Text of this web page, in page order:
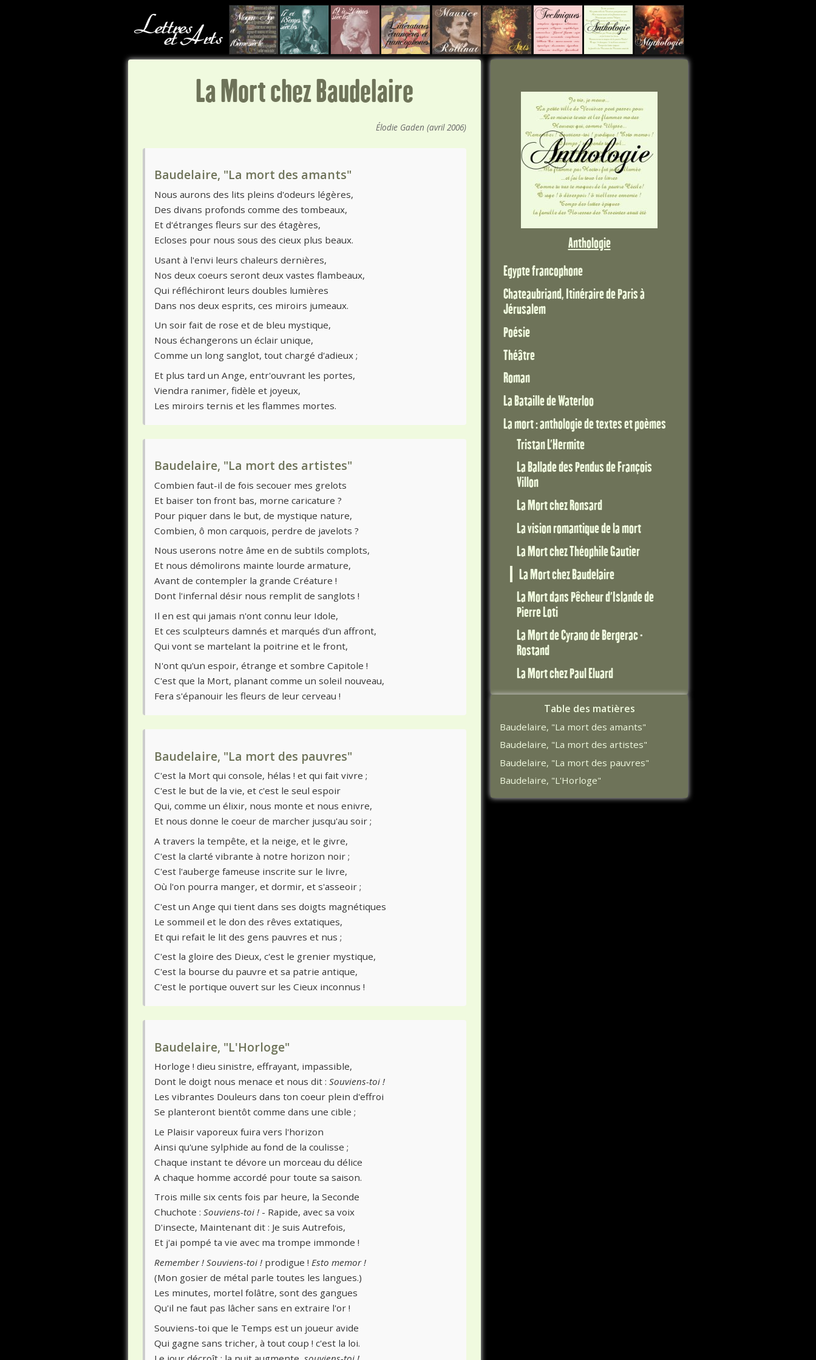
Anthologie
Egypte francophone
Chateaubriand, Itinéraire de Paris à
Jérusalem
Poésie
Théâtre
Roman
La Bataille de Waterloo
La mort : anthologie de textes et poèmes
Tristan L'Hermite
La Ballade des Pendus de François
Villon
La Mort chez Ronsard
La vision romantique de la mort
La Mort chez Théophile Gautier
La Mort chez Baudelaire
La Mort dans Pêcheur d'Islande de
Pierre Loti
La Mort de Cyrano de Bergerac -
Rostand
La Mort chez Paul Eluard
Table des matières
Baudelaire, "La mort des amants"
Baudelaire, "La mort des artistes"
Baudelaire, "La mort des pauvres"
Baudelaire, "L'Horloge"
La Mort chez Baudelaire
Élodie Gaden (avril 2006)
Baudelaire, "La mort des amants"
Nous aurons des lits pleins d'odeurs légères,
Des divans profonds comme des tombeaux,
Et d'étranges fleurs sur des étagères,
Ecloses pour nous sous des cieux plus beaux.
Usant à l'envi leurs chaleurs dernières,
Nos deux coeurs seront deux vastes flambeaux,
Qui réfléchiront leurs doubles lumières
Dans nos deux esprits, ces miroirs jumeaux.
Un soir fait de rose et de bleu mystique,
Nous échangerons un éclair unique,
Comme un long sanglot, tout chargé d'adieux ;
Et plus tard un Ange, entr'ouvrant les portes,
Viendra ranimer, fidèle et joyeux,
Les miroirs ternis et les flammes mortes.
Baudelaire, "La mort des artistes"
Combien faut-il de fois secouer mes grelots
Et baiser ton front bas, morne caricature ?
Pour piquer dans le but, de mystique nature,
Combien, ô mon carquois, perdre de javelots ?
Nous userons notre âme en de subtils complots,
Et nous démolirons mainte lourde armature,
Avant de contempler la grande Créature !
Dont l'infernal désir nous remplit de sanglots !
Il en est qui jamais n'ont connu leur Idole,
Et ces sculpteurs damnés et marqués d'un affront,
Qui vont se martelant la poitrine et le front,
N'ont qu'un espoir, étrange et sombre Capitole !
C'est que la Mort, planant comme un soleil nouveau,
Fera s'épanouir les fleurs de leur cerveau !
Baudelaire, "La mort des pauvres"
C'est la Mort qui console, hélas ! et qui fait vivre ;
C'est le but de la vie, et c'est le seul espoir
Qui, comme un élixir, nous monte et nous enivre,
Et nous donne le coeur de marcher jusqu'au soir ;
A travers la tempête, et la neige, et le givre,
C'est la clarté vibrante à notre horizon noir ;
C'est l'auberge fameuse inscrite sur le livre,
Où l'on pourra manger, et dormir, et s'asseoir ;
C'est un Ange qui tient dans ses doigts magnétiques
Le sommeil et le don des rêves extatiques,
Et qui refait le lit des gens pauvres et nus ;
C'est la gloire des Dieux, c'est le grenier mystique,
C'est la bourse du pauvre et sa patrie antique,
C'est le portique ouvert sur les Cieux inconnus !
Baudelaire, "L'Horloge"
Horloge ! dieu sinistre, effrayant, impassible,
Dont le doigt nous menace et nous dit :Souviens-toi !
Les vibrantes Douleurs dans ton coeur plein d'effroi
Se planteront bientôt comme dans une cible ;
Le Plaisir vaporeux fuira vers l'horizon
Ainsi qu'une sylphide au fond de la coulisse ;
Chaque instant te dévore un morceau du délice
A chaque homme accordé pour toute sa saison.
Trois mille six cents fois par heure, la Seconde
Chuchote :Souviens-toi ! - Rapide, avec sa voix
D'insecte, Maintenant dit : Je suis Autrefois,
Et j'ai pompé ta vie avec ma trompe immonde !
Remember ! Souviens-toi ! prodigue ! Esto memor !
(Mon gosier de métal parle toutes les langues.)
Les minutes, mortel folâtre, sont des gangues
Qu'il ne faut pas lâcher sans en extraire l'or !
Souviens-toi que le Temps est un joueur avide
Qui gagne sans tricher, à tout coup ! c'est la loi.